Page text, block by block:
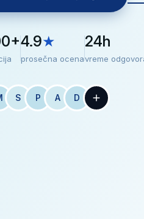
4.9★
prosečna ocena
24h
vreme
S P A D